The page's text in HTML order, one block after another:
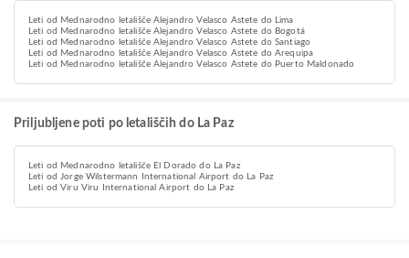
Leti od Mednarodno letališče Alejandro Velasco Astete do Lima
Leti od Mednarodno letališče Alejandro Velasco Astete do Bogotá
Leti od Mednarodno letališče Alejandro Velasco Astete do Santiago
Leti od Mednarodno letališče Alejandro Velasco Astete do Arequipa
Leti od Mednarodno letališče Alejandro Velasco Astete do Puerto Maldonado
Priljubljene poti po letališčih do La Paz
Leti od Mednarodno letališče El Dorado do La Paz
Leti od Jorge Wilstermann International Airport do La Paz
Leti od Viru Viru International Airport do La Paz